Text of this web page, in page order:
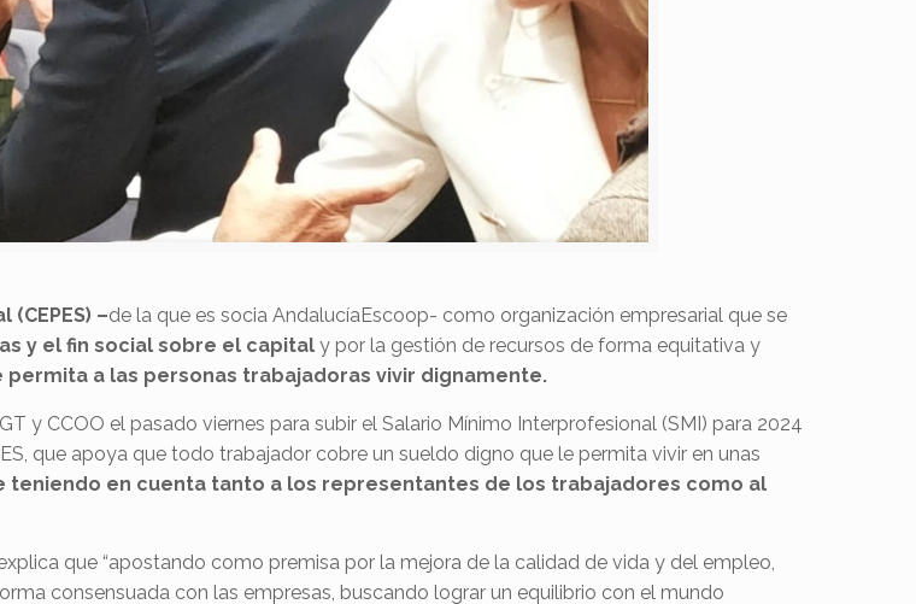
–de la que es socia AndalucíaEscoop- como organización empresarial que se
y el fin social sobre el capitaly por la gestión de recursos de forma equitativa y
permita a las personas trabajadoras vivir dignamente.
y CCOO el pasado viernes para subir el Salario Mínimo Interprofesional (SMI) para 2024
que apoya que todo trabajador cobre un sueldo digno que le permita vivir en unas
teniendo en cuenta tanto a los representantes de los trabajadores como al
que “apostando como premisa por la mejora de la calidad de vida y del empleo,
consensuada con las empresas, buscando lograr un equilibrio con el mundo